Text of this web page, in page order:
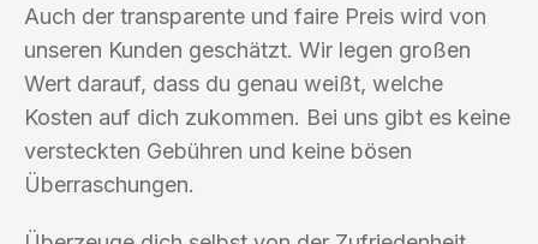
Auch der transparente und faire Preis wird von
unseren Kunden geschätzt. Wir legen großen
Wert darauf, dass du genau weißt, welche
Kosten auf dich zukommen. Bei uns gibt es keine
versteckten Gebühren und keine bösen
Überraschungen.